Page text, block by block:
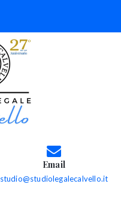
Email
studio@studiolegalecalvello.it